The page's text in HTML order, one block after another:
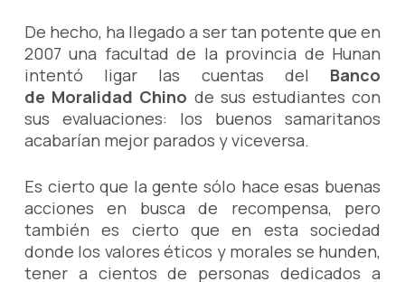
De hecho, ha llegado a ser tan potente que en
2007 una facultad de la provincia de Hunan
intentó ligar las cuentas del Banco
de Moralidad Chino de sus estudiantes con
sus evaluaciones: los buenos samaritanos
acabarían mejor parados y viceversa.
Es cierto que la gente sólo hace esas buenas
acciones en busca de recompensa, pero
también es cierto que en esta sociedad
donde los valores éticos y morales se hunden,
tener a cientos de personas dedicados a